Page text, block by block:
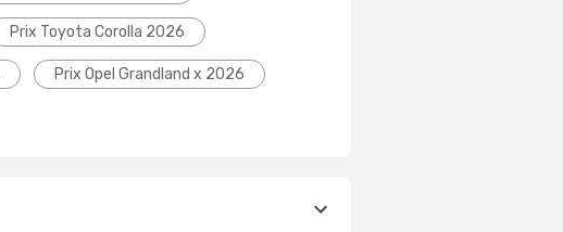
Prix Toyota Corolla 2026
Prix Opel Grandland x 2026